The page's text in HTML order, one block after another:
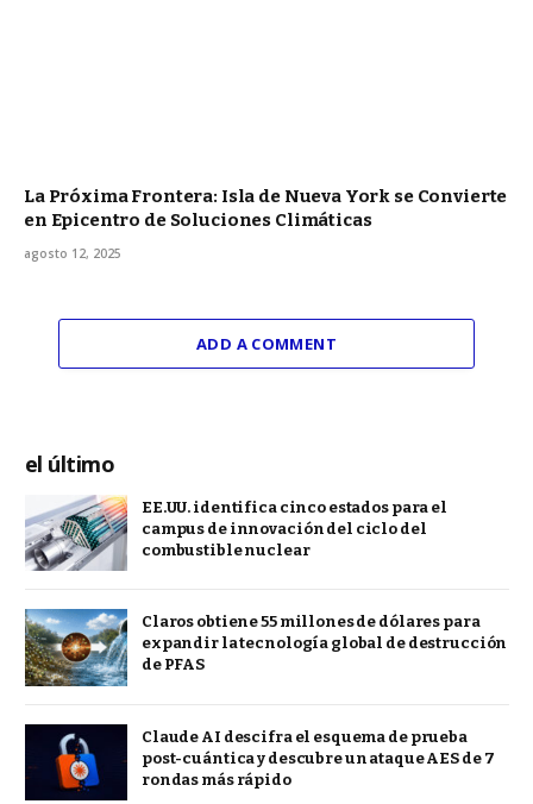
La Próxima Frontera: Isla de Nueva York se Convierte
en Epicentro de Soluciones Climáticas
agosto 12, 2025
ADD A COMMENT
el último
EE.UU. identifica cinco estados para el
campus de innovación del ciclo del
combustible nuclear
Claros obtiene 55 millones de dólares para
expandir la tecnología global de destrucción
de PFAS
Claude AI descifra el esquema de prueba
post-cuántica y descubre un ataque AES de 7
rondas más rápido